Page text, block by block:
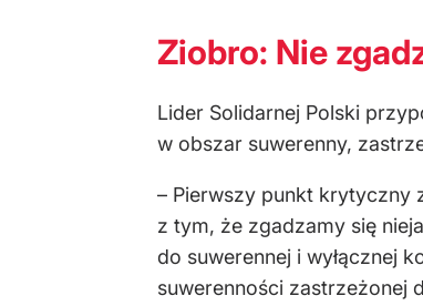
Ziobro: Nie
Lider Solidarnej Polski
w obszar suwerenny,
– Pierwszy punkt krytyczny
z tym, że zgadzamy się
do suwerennej i wyłącznej
suwerenności zastrzeżonej